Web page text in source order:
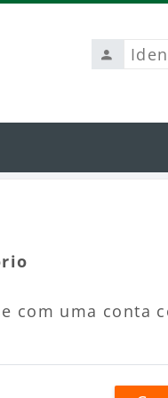
de
com uma conta